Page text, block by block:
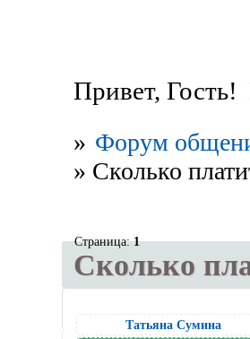
Привет, Гость!
» Форум
» Сколько
Сколько
Страница:1
Татьяна Сумина